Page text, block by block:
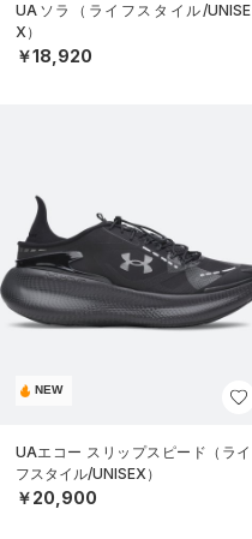
UAソラ（ライフスタイル/UNISE
X）
￥18,920
NEW
UAエコー スリップスピード（ライ
フスタイル/UNISEX）
￥20,900